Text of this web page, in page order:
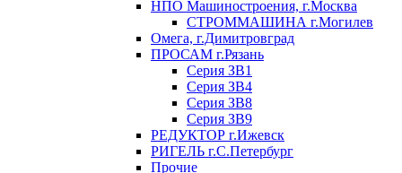
НПО Машиностроения, г.Москва
СТРОММАШИНА г.Могилев
Омега, г.Димитровград
ПРОСАМ г.Рязань
Серия ЗВ1
Серия ЗВ4
Серия ЗВ8
Серия ЗВ9
РЕДУКТОР г.Ижевск
РИГЕЛЬ г.С.Петербург
Прочие